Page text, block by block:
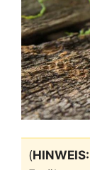
(HINWEIS: